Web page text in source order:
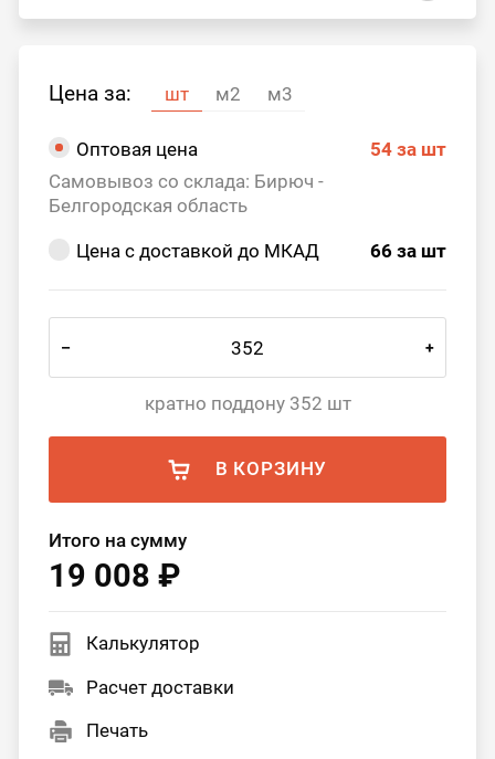
Цена за: шт м2 м3
Оптовая цена 54 за шт
Самовывоз со склада: Бирюч -
Белгородская область
Цена с доставкой до МКАД 66 за шт
– +
кратно поддону 352 шт
В КОРЗИНУ
Итого на сумму
19 008 ₽
Калькулятор
Расчет доставки
Печать